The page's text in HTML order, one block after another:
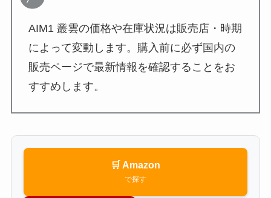
AIM1 叢雲の価格や在庫状況は販売店・時期
によって変動します。購入前に必ず国内の
販売ページで最新情報を確認することをお
すすめします。
🛒 Amazon
で探す